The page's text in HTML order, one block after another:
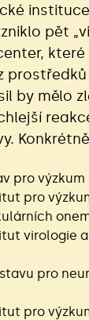
pět
prostředků
by mělo
pro výzkum
pro
virologie
pro
pro